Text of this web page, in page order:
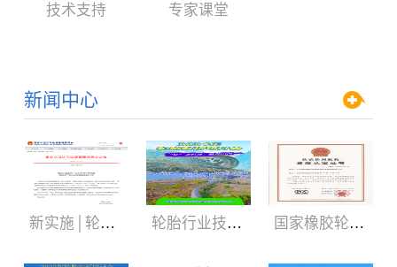
技术支持 专家课堂
新闻中心
新实施│轮胎3C认证规则 轮胎行业技术盛会:2024年轮胎剖析研讨会（05.29-06.01） 国家橡胶轮胎质检中心获CNAS、CMA新证书